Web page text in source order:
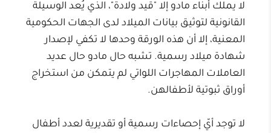
لا يملك أبناء مادو إلا "قيد ولادة"، الذي يُعد الوسيلة
القانونية لتوثيق بيانات الميلاد لدى الجهات الحكومية
المعنية، إلا أن هذه الورقة وحدها لا تكفي لإصدار
شهادة ميلاد رسمية. تشبه حال مادو حال عديد
العاملات المهاجرات اللواتي لم يتمكن من استخراج
أوراق ثبوتية لأطفالهن.
لا توجد أيّ إحصاءات رسمية أو تقديرية لعدد أطفال